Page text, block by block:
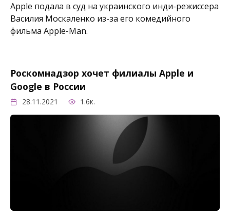
Apple подала в суд на украинского инди-режиссера
Василия Москаленко из-за его комедийного
фильма Apple-Man.
Роскомнадзор хочет филиалы Apple и
Google в России
28.11.2021 1.6к.